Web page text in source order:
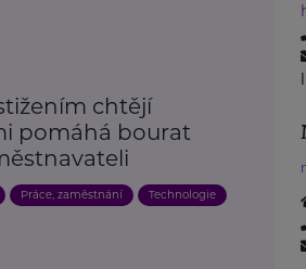
chtějí
pomáhá bourat
Práce, zaměstnání Technologie